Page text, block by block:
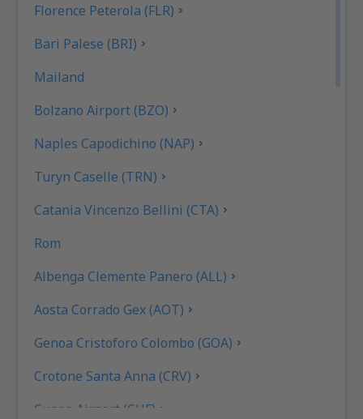
Florence Peterola (FLR)
Bari Palese (BRI)
Mailand
Bolzano Airport (BZO)
Naples Capodichino (NAP)
Turyn Caselle (TRN)
Catania Vincenzo Bellini (CTA)
Rom
Albenga Clemente Panero (ALL)
Aosta Corrado Gex (AOT)
Genoa Cristoforo Colombo (GOA)
Crotone Santa Anna (CRV)
Cuneo Airport (CUF)